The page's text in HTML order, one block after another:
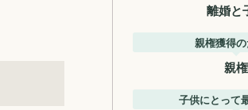
離婚と
親権獲得
親権
子供にとって